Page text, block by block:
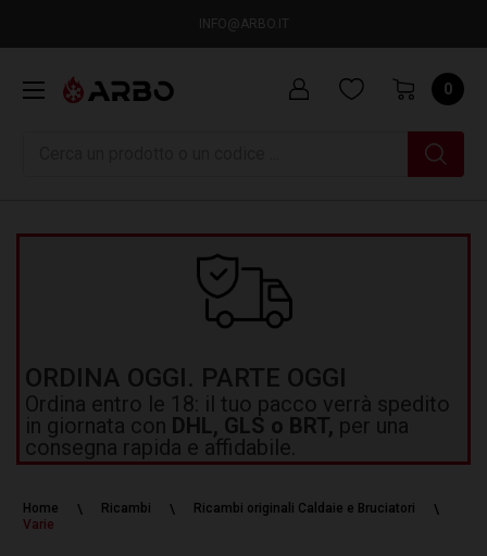
INFO@ARBO.IT
0
ORDINA OGGI. PARTE OGGI
Ordina entro le 18: il tuo pacco verrà spedito
in giornata con DHL, GLS o BRT, per una
consegna rapida e affidabile.
Home Ricambi
Ricambi originali Caldaie e Bruciatori
Varie